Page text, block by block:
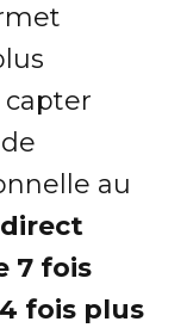
au
7 fois
fois plus